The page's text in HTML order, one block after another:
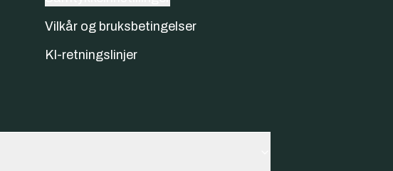
Vilkår og bruksbetingelser
KI-retningslinjer